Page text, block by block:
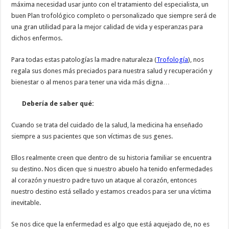
máxima necesidad usar junto con el tratamiento del especialista, un
buen Plan trofológico completo o personalizado que siempre será de
una gran utilidad para la mejor calidad de vida y esperanzas para
dichos enfermos.
Para todas estas patologías la madre naturaleza (Trofología), nos
regala sus dones más preciados para nuestra salud y recuperación y
bienestar o al menos para tener una vida más digna…
Debería de saber qué:
Cuando se trata del cuidado de la salud, la medicina ha enseñado
siempre a sus pacientes que son víctimas de sus genes.
Ellos realmente creen que dentro de su historia familiar se encuentra
su destino. Nos dicen que si nuestro abuelo ha tenido enfermedades
al corazón y nuestro padre tuvo un ataque al corazón, entonces
nuestro destino está sellado y estamos creados para ser una víctima
inevitable.
Se nos dice que la enfermedad es algo que está aquejado de, no es